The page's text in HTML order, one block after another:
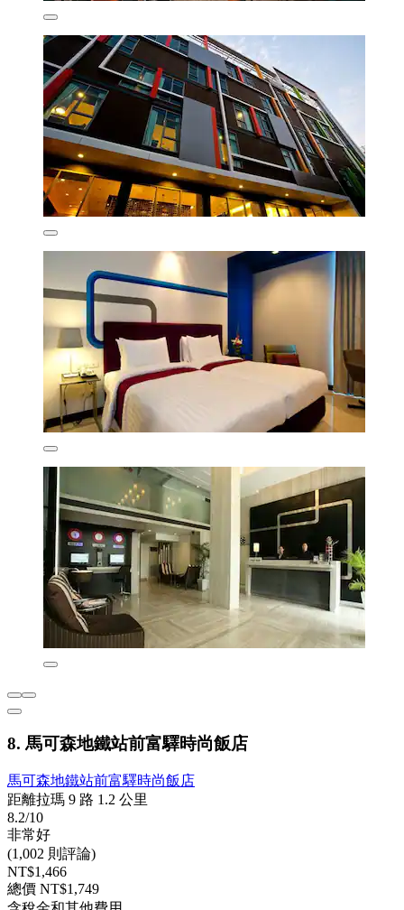
8. 馬可森地鐵站前富驛時尚飯店
馬可森地鐵站前富驛時尚飯店
距離拉瑪 9 路 1.2 公里
8.2/10
非常好
(1,002 則評論)
NT$1,466
總價 NT$1,749